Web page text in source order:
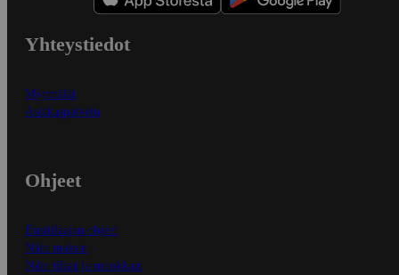
Yhteystiedot
Myymälät
Asiakaspalvelu
Ohjeet
Ensitilaajan ohjeet
Näin maksat
Näin tilaat ja muokkaat